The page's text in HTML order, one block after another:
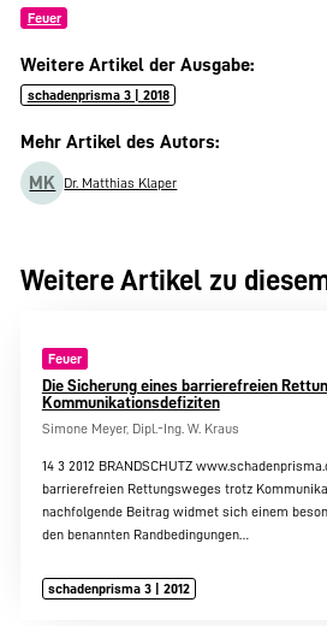
Feuer
Weitere Artikel der Ausgabe:
schadenprisma 3 | 2018
Mehr Artikel des Autors:
MK Dr. Matthias Klaper
Weitere Artikel zu
Feuer
Die Sicherung eines barrierefreien
Kommunikationsdefiziten
Simone Meyer, Dipl.-Ing. W. Kraus
14 3 2012 BRANDSCHUTZ
barrierefreien Rettungsweges trotz
nachfolgende Beitrag widmet sich einem
den benannten Randbedingungen…
schadenprisma 3 | 2012